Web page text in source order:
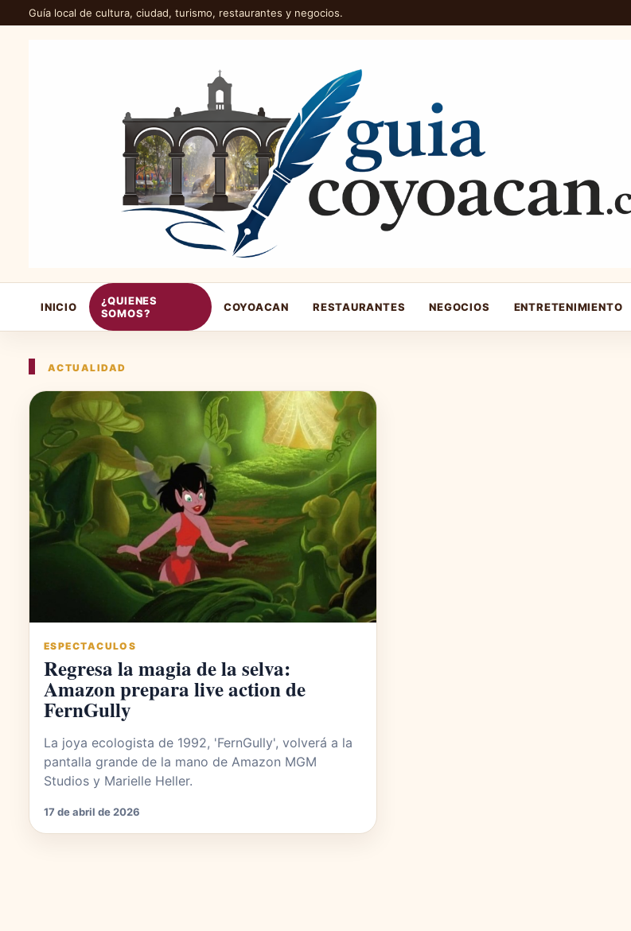
Guía local de cultura, ciudad, turismo, restaurantes y negocios.
INICIO
¿QUIENES
SOMOS?
COYOACAN RESTAURANTES NEGOCIOS ENTRETENIMIENTO
ACTUALIDAD
ESPECTACULOS
Regresa la magia de la selva:
Amazon prepara live action de
FernGully
La joya ecologista de 1992, 'FernGully', volverá a la
pantalla grande de la mano de Amazon MGM
Studios y Marielle Heller.
17 de abril de 2026